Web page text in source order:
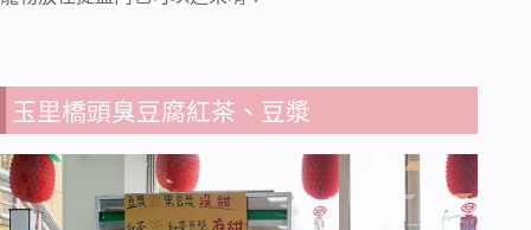
玉里橋頭臭豆腐紅茶、豆漿